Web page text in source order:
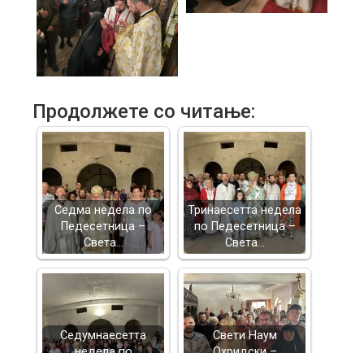
Продолжете со читање:
Седма недела по
Педесетница –
Света…
Тринаесетта недела
по Педесетница –
Света…
Седумнаесетта
Свети Наум